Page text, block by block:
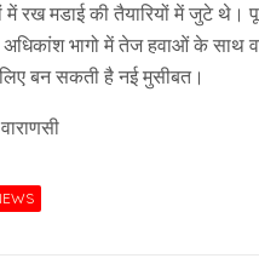
रख मडाई की तैयारियों में जुटे थे।
भागो में तेज हवाओं के साथ
बन सकती है नई मुसीबत।